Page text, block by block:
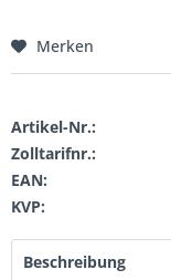
Merken
Artikel-Nr.:
Zolltarifnr.:
EAN:
KVP:
Beschreibung